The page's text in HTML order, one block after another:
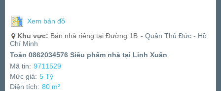
Xem bản đồ
Khu vực: Bán nhà riêng tại Đường 1B - Quận Thủ Đức - Hồ
Chí Minh
Toản 0862034576 Siêu phẩm nhà tại Linh Xuân
Mã tin: 9711529
Mức giá: 5 Tỷ
Diện tích: 80 m²